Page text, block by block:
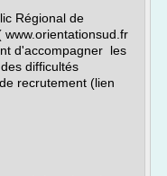
Régional de
d'accompagner les
difficultés
recrutement (lien